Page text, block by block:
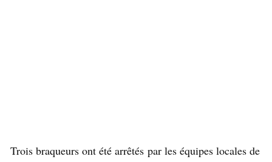
Trois braqueurs ont été arrêtés par les équipes locales de